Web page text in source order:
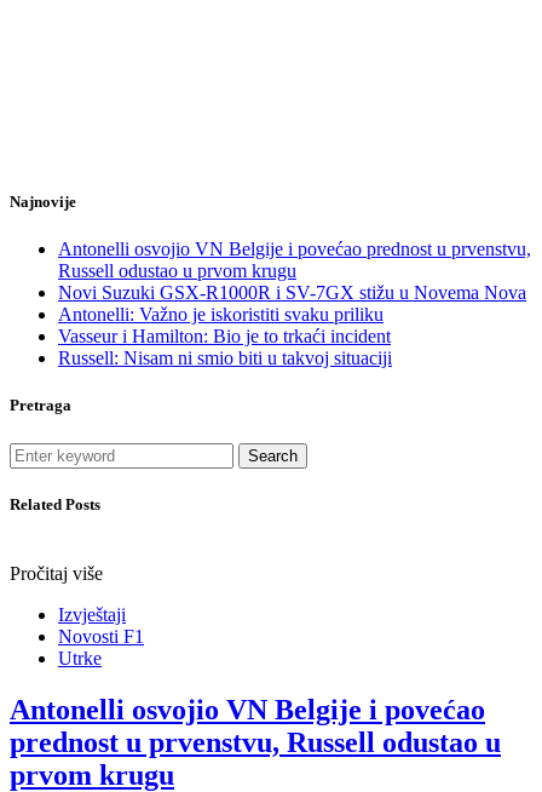
Najnovije
Antonelli osvojio VN Belgije i povećao prednost u prvenstvu,
Russell odustao u prvom krugu
Novi Suzuki GSX-R1000R i SV-7GX stižu u Novema Nova
Antonelli: Važno je iskoristiti svaku priliku
Vasseur i Hamilton: Bio je to trkaći incident
Russell: Nisam ni smio biti u takvoj situaciji
Pretraga
Search
Related Posts
Pročitaj više
Izvještaji
Novosti F1
Utrke
Antonelli osvojio VN Belgije i povećao
prednost u prvenstvu, Russell odustao u
prvom krugu